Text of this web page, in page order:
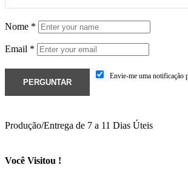
Nome *
Email *
Envie-me uma notificação
Produção/Entrega de 7 a 11 Dias Úteis
Você Visitou !